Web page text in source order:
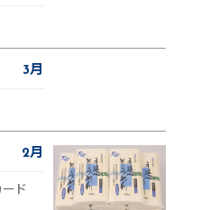
3月
2月
ド